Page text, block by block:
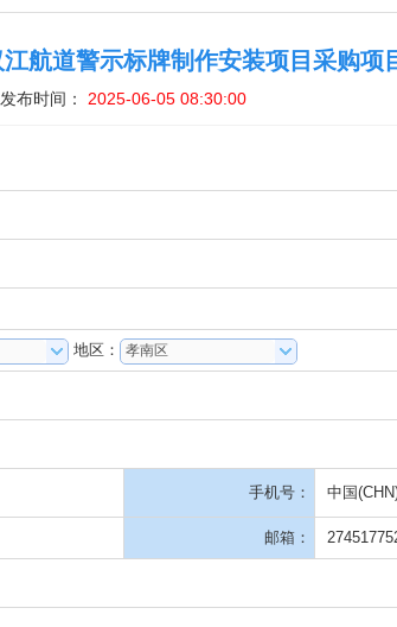
发布时间：